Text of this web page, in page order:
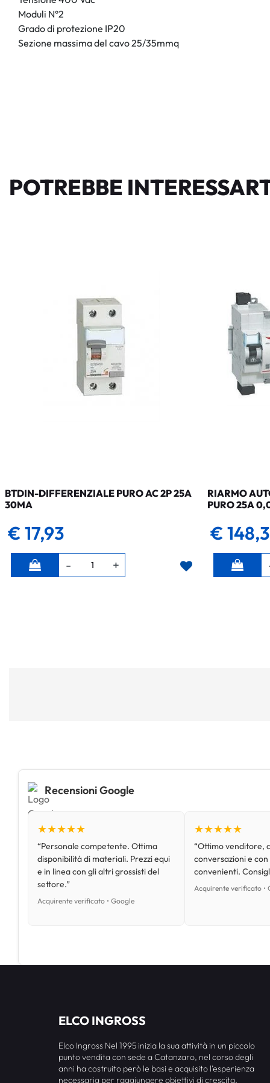
Moduli N°2
Grado di protezione IP20
Sezione massima del cavo 25/35mmq
POTREBBE
BTDIN-DIFFERENZIALE PURO AC 2P 25A
30MA
€ 17,93
Quantità
RIARMO
PURO 25A
€
Quantità
Recensioni Google
★★★★★
“Personale competente. Ottima
disponibilità di materiali. Prezzi equi
e in linea con gli altri grossisti del
settore.”
Acquirente verificato • Google
★★★★★
“Ottimo venditore,
conversazioni e
convenienti.
Acquirente verificato •
ELCO INGROSS
Elco Ingross Nel 1995 inizia la sua attività in un piccolo
punto vendita con sede a Catanzaro, nel corso degli
anni ha costruito però le basi e acquisito l’esperienza
necessaria per raggiungere obiettivi di crescita,